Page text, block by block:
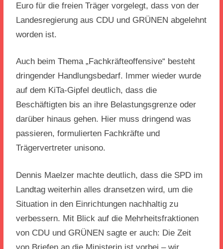
Euro für die freien Träger vorgelegt, dass von der
Landesregierung aus CDU und GRÜNEN abgelehnt
worden ist.
Auch beim Thema „Fachkräfteoffensive“ besteht
dringender Handlungsbedarf. Immer wieder wurde
auf dem KiTa-Gipfel deutlich, dass die
Beschäftigten bis an ihre Belastungsgrenze oder
darüber hinaus gehen. Hier muss dringend was
passieren, formulierten Fachkräfte und
Trägervertreter unisono.
Dennis Maelzer machte deutlich, dass die SPD im
Landtag weiterhin alles dransetzen wird, um die
Situation in den Einrichtungen nachhaltig zu
verbessern. Mit Blick auf die Mehrheitsfraktionen
von CDU und GRÜNEN sagte er auch: Die Zeit
von Briefen an die Ministerin ist vorbei – wir